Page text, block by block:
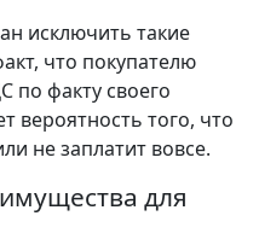
исключить такие
что покупателю
по факту своего
вероятность того, что
не заплатит вовсе.
для